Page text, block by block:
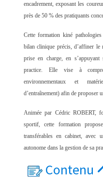
encadrement, exposant les
près de 50 % des pratiquants
Cette formation kiné
bilan clinique précis, d’affiner le
prise en charge, en
practice. Elle vise à
environnementaux et
d’entraînement) afin de proposer
Animée par Cédric ROBERT,
sportif, cette formation
transférables en cabinet, avec
autonome dans la gestion de sa
Contenu